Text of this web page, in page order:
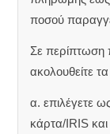
ποσού
Σε περίπτωση
ακολουθείτε
α. επιλέγετε
κάρτα/IRIS